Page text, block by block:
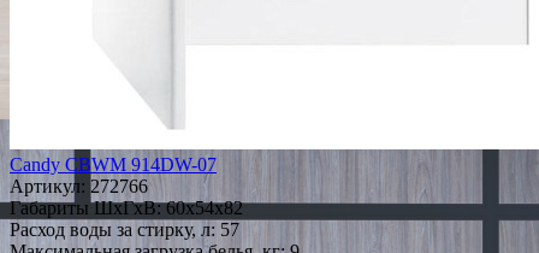
Candy CBWM 914DW-07
Артикул: 272766
Габариты ШxГxВ: 60x54x82
Расход воды за стирку, л: 57